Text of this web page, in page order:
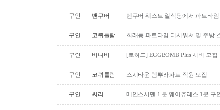
구인 밴쿠버 벤쿠버 웨스트 일식당에서 파트타
구인 코퀴틀람 희래등 파트타임 디시워셔 및 주방
구인 버나비 [로히드] EGGBOMB Plus 서버 모집
구인 코퀴틀람 스시타운 템뿌라파트 직원 모집
구인 써리 메인스시맨 1 분 웨이츄레스 1분 구